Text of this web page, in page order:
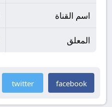
اسم القناة
المعلق
facebook
twitter